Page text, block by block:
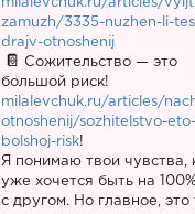
milalevchuk.ru/articles/
zamuzh/3335-nuzhen-li-
drajv-otnoshenij
Сожительство — это
большой риск!
milalevchuk.ru/articles/
otnoshenij/sozhitelstvo-eto-
bolshoj-risk!
Я понимаю твои чувства,
уже хочется быть на
с другом. Но главное, это